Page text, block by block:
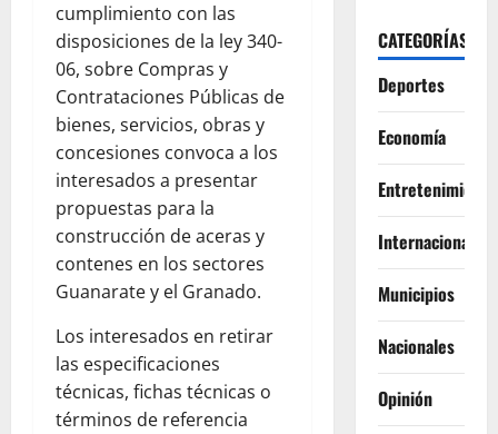
cumplimiento con las
disposiciones de la ley 340-
06, sobre Compras y
Contrataciones Públicas de
bienes, servicios, obras y
concesiones convoca a los
interesados a presentar
propuestas para la
construcción de aceras y
contenes en los sectores
Guanarate y el Granado.
Los interesados en retirar
las especificaciones
técnicas, fichas técnicas o
términos de referencia
CATEGORÍAS
Deportes
Economía
Entretenimiento
Internacionales
Municipios
Nacionales
Opinión